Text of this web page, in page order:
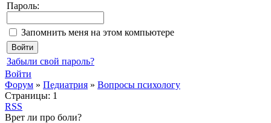
Пароль:
Запомнить меня на этом компьютере
Забыли свой пароль?
Войти
Форум » Педиатрия » Вопросы психологу
Страницы: 1
RSS
Врет ли про боли?